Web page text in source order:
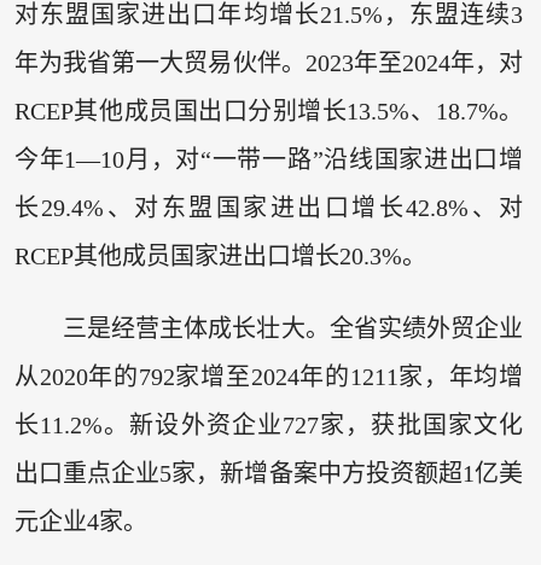
对东盟国家进出口年均增长21.5%，东盟连续3
年为我省第一大贸易伙伴。2023年至2024年，对
RCEP其他成员国出口分别增长13.5%、18.7%。
今年1—10月，对“一带一路”沿线国家进出口增
长29.4%、对东盟国家进出口增长42.8%、对
RCEP其他成员国家进出口增长20.3%。
三是经营主体成长壮大。全省实绩外贸企业
从2020年的792家增至2024年的1211家，年均增
长11.2%。新设外资企业727家，获批国家文化
出口重点企业5家，新增备案中方投资额超1亿美
元企业4家。